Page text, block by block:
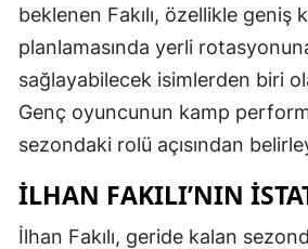
beklenen Fakılı, özellikle geniş
planlamasında yerli
sağlayabilecek isimlerden biri
Genç oyuncunun kamp
sezondaki rolü açısından
İLHAN FAKILI’NIN
İlhan Fakılı, geride kalan